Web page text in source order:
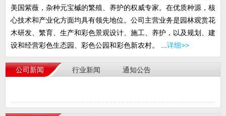
美国紫薇，杂种元宝槭的繁殖、养护的权威专家。在优质种源，核
心技术和产业化方面均具有领先地位。公司主营业务是园林观赏花
木研发、繁育、生产和彩色景观设计、施工、养护，以及规划、建
设和经营彩色生态园、彩色公园和彩色新农村。 ...详细>>
公司新闻 行业新闻 通知公告